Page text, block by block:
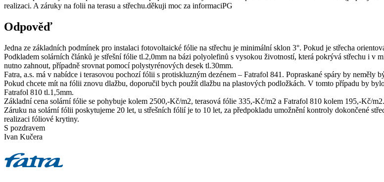
realizaci. A záruky na folii na terasu a střechu.děkuji moc za informaciPG
Odpověď
Jedna ze základních podmínek pro instalaci fotovoltaické fólie na střechu je minimální sklon 3°. Pokud je střecha
Podkladem solárních článků je střešní fólie tl.2,0mm na bázi polyolefinů s vysokou životností, která pokrývá střechu i v
nutno zahnout, případně srovnat pomocí polystyrénových desek tl.30mm.
Fatra, a.s. má v nabídce i terasovou pochozí fólii s protiskluzným dezénem – Fatrafol 841. Popraskané spáry by
Pokud chcete mít na fólii znovu dlažbu, doporučil bych použít dlažbu na plastových podložkách. V tomto případu by
Fatrafol 810 tl.1,5mm.
Základní cena solární fólie se pohybuje kolem 2500,-Kč/m2, terasová fólie 335,-Kč/m2 a Fatrafol 810 kolem 195,-Kč/m2.
Záruku na solární fólii poskytujeme 20 let, u střešních fólií je to 10 let, za předpokladu umožnění kontroly dokončené
realizaci fóliové krytiny.
S pozdravem
Ivan Kučera